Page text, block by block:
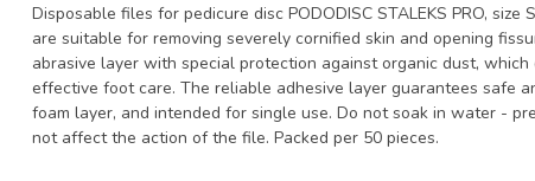
Disposable files for pedicure disc PODODISC STALEKS PRO,
are suitable for removing severely cornified skin and opening
abrasive layer with special protection against organic dust,
effective foot care. The reliable adhesive layer guarantees safe
foam layer, and intended for single use. Do not soak in water -
not affect the action of the file. Packed per 50 pieces.